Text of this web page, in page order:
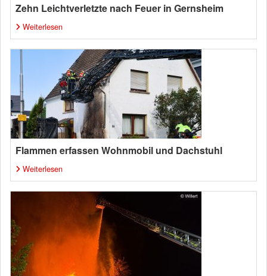
Zehn Leichtverletzte nach Feuer in Gernsheim
Weiterlesen
Flammen erfassen Wohnmobil und Dachstuhl
Weiterlesen